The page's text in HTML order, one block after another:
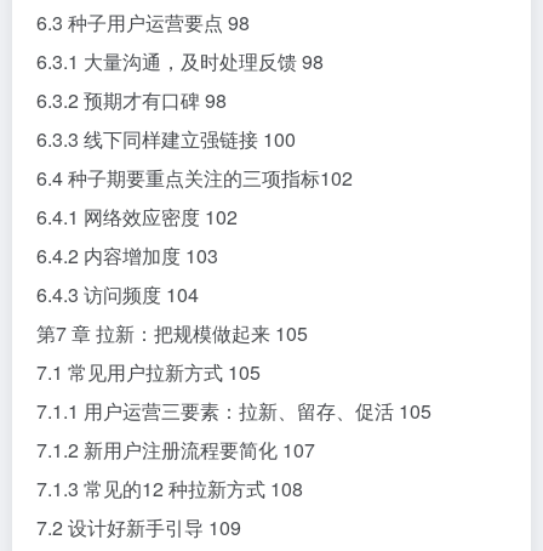
6.3 种子用户运营要点 98
6.3.1 大量沟通，及时处理反馈 98
6.3.2 预期才有口碑 98
6.3.3 线下同样建立强链接 100
6.4 种子期要重点关注的三项指标102
6.4.1 网络效应密度 102
6.4.2 内容增加度 103
6.4.3 访问频度 104
第7 章 拉新：把规模做起来 105
7.1 常见用户拉新方式 105
7.1.1 用户运营三要素：拉新、留存、促活 105
7.1.2 新用户注册流程要简化 107
7.1.3 常见的12 种拉新方式 108
7.2 设计好新手引导 109